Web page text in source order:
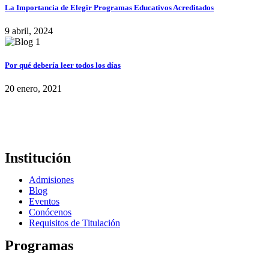
La Importancia de Elegir Programas Educativos Acreditados
9 abril, 2024
Por qué debería leer todos los días
20 enero, 2021
Institución
Admisiones
Blog
Eventos
Conócenos
Requisitos de Titulación
Programas